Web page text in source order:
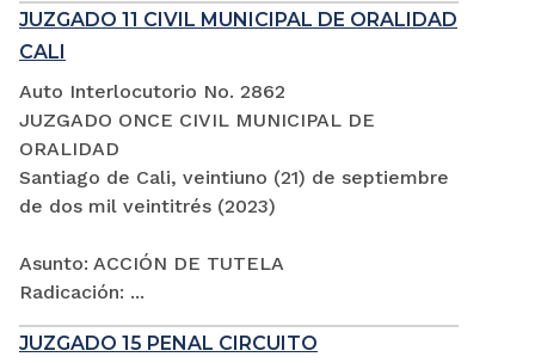
JUZGADO 11 CIVIL MUNICIPAL DE ORALIDAD
CALI
Auto Interlocutorio No. 2862
JUZGADO ONCE CIVIL MUNICIPAL DE
ORALIDAD
Santiago de Cali, veintiuno (21) de septiembre
de dos mil veintitrés (2023)
Asunto: ACCIÓN DE TUTELA
Radicación: ...
JUZGADO 15 PENAL CIRCUITO